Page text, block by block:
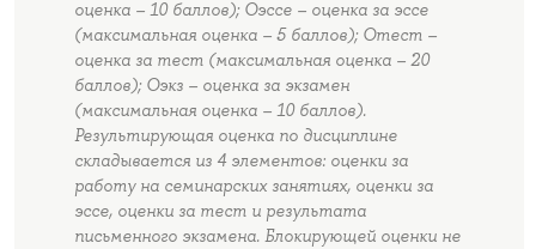
оценка – 10 баллов); Оэссе – оценка за эссе
(максимальная оценка – 5 баллов); Отест –
оценка за тест (максимальная оценка – 20
баллов); Оэкз – оценка за экзамен
(максимальная оценка – 10 баллов).
Результирующая оценка по дисциплине
складывается из 4 элементов: оценки за
работу на семинарских занятиях, оценки за
эссе, оценки за тест и результата
письменного экзамена. Блокирующей оценки не